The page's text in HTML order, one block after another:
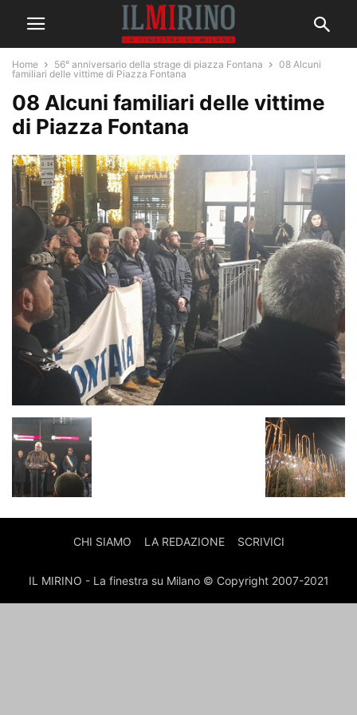
Home 56° anniversario della strage di piazza Fontana
08 Alcuni
familiari delle vittime di Piazza Fontana
08 Alcuni familiari delle vittime
di Piazza Fontana
CHI SIAMO LA REDAZIONE SCRIVICI
IL MIRINO - La finestra su Milano © Copyright 2007-2021